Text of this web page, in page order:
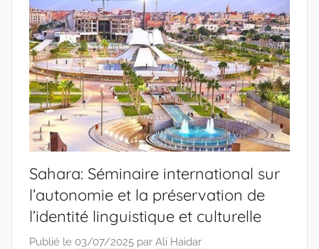
Sahara: Séminaire international sur
l’autonomie et la préservation de
l’identité linguistique et culturelle
Publié le 03/07/2025 par Ali Haidar